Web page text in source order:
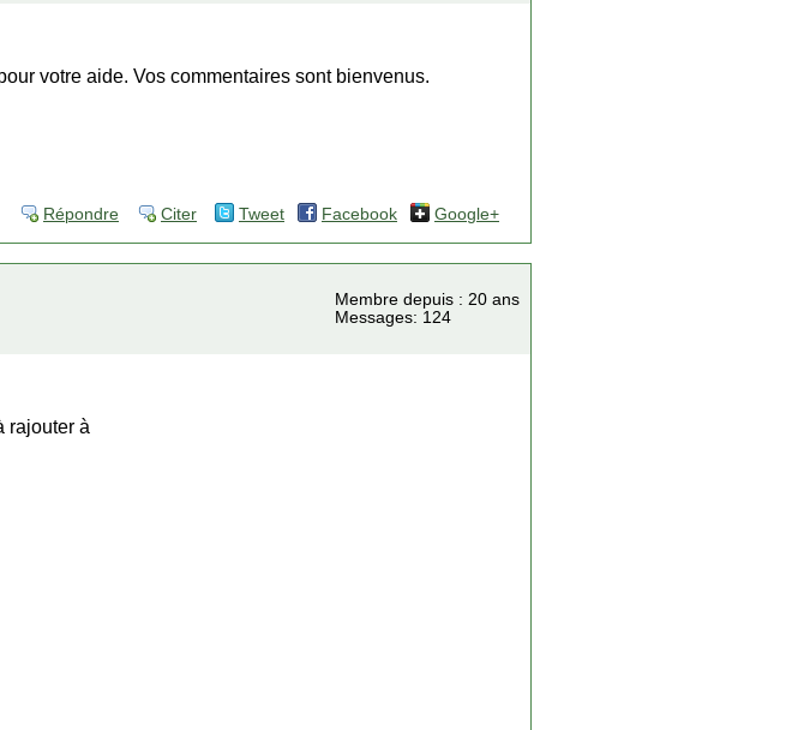
votre aide. Vos commentaires sont bienvenus.
Répondre Citer Tweet Facebook Google+
Membre depuis : 20 ans
Messages: 124
rajouter à